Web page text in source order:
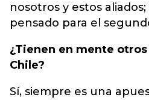
nosotros y estos
pensado para el
¿Tienen en mente
Chile?
Sí, siempre es una